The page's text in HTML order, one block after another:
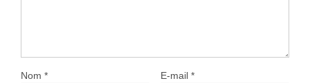
Nom * E-mail *